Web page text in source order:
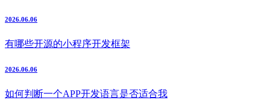
2026.06.06
有哪些开源的小程序开发框架
2026.06.06
如何判断一个APP开发语言是否适合我